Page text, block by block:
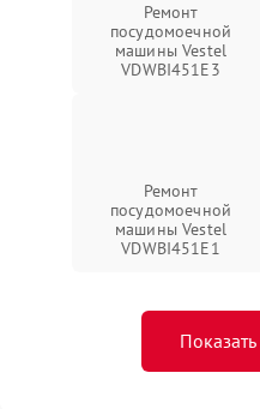
Ремонт
посудомоечной
машины Vestel
VDWBI451E3
Ремонт
посудомоечной
машины Vestel
VDWBI451E1